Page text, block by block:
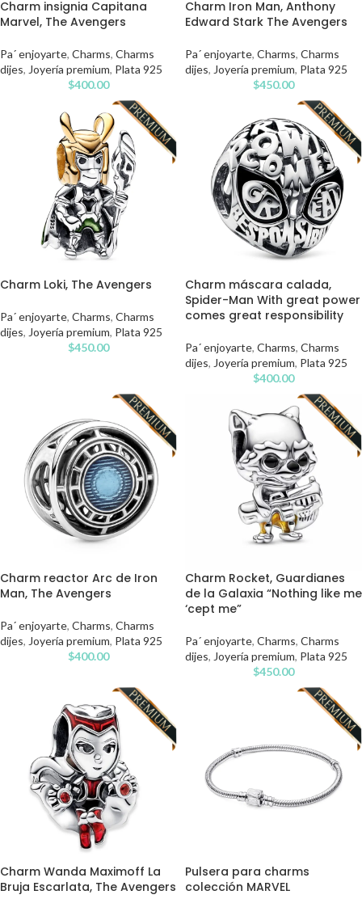
Charm insignia Capitana
Marvel, The Avengers
Pa´ enjoyarte, Charms, Charms
dijes, Joyería premium, Plata 925
$400.00
Charm Iron Man, Anthony
Edward Stark The Avengers
Pa´ enjoyarte, Charms, Charms
dijes, Joyería premium, Plata 925
$450.00
Charm Loki, The Avengers
Pa´ enjoyarte, Charms, Charms
dijes, Joyería premium, Plata 925
$450.00
Charm máscara calada,
Spider-Man With great power
comes great responsibility
Pa´ enjoyarte, Charms, Charms
dijes, Joyería premium, Plata 925
$400.00
Charm reactor Arc de Iron
Man, The Avengers
Pa´ enjoyarte, Charms, Charms
dijes, Joyería premium, Plata 925
$400.00
Charm Rocket, Guardianes
de la Galaxia “Nothing like me
‘cept me”
Pa´ enjoyarte, Charms, Charms
dijes, Joyería premium, Plata 925
$450.00
Charm Wanda Maximoff La
Bruja Escarlata, The Avengers
Pulsera para charms
colección MARVEL